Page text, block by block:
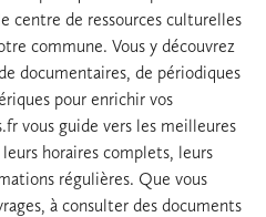
centre de ressources culturelles
commune. Vous y découvrez
documentaires, de périodiques
pour enrichir vos
vous guide vers les meilleures
horaires complets, leurs
régulières. Que vous
à consulter des documents